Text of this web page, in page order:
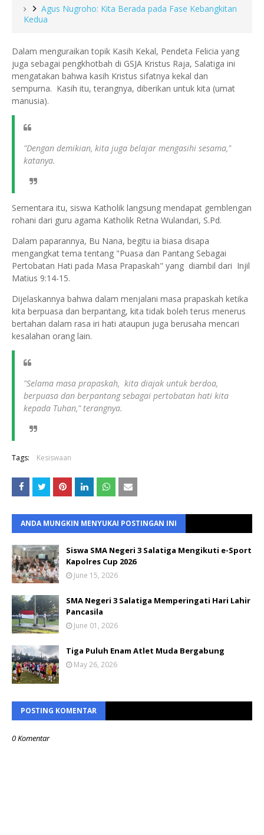
Agus Nugroho: Kita Berada pada Fase Kebangkitan
Kedua
Dalam menguraikan topik Kasih Kekal, Pendeta Felicia yang
juga sebagai pengkhotbah di GSJA Kristus Raja, Salatiga ini
mengatakan bahwa kasih Kristus sifatnya kekal dan
sempurna. Kasih itu, terangnya, diberikan untuk kita (umat
manusia).
"Dengan demikian, kita juga belajar mengasihi sesama,"
katanya.
Sementara itu, siswa Katholik langsung mendapat gemblengan
rohani dari guru agama Katholik Retna Wulandari, S.Pd.
Dalam paparannya, Bu Nana, begitu ia biasa disapa
mengangkat tema tentang "Puasa dan Pantang Sebagai
Pertobatan Hati pada Masa Prapaskah" yang diambil dari Injil
Matius 9:14-15.
Dijelaskannya bahwa dalam menjalani masa prapaskah ketika
kita berpuasa dan berpantang, kita tidak boleh terus menerus
bertahan dalam rasa iri hati ataupun juga berusaha mencari
kesalahan orang lain.
"Selama masa prapaskah, kita diajak untuk berdoa,
berpuasa dan berpantang sebagai pertobatan hati kita
kepada Tuhan," terangnya.
Tags: Kesiswaan
ANDA MUNGKIN MENYUKAI POSTINGAN INI
Siswa SMA Negeri 3 Salatiga Mengikuti e-Sport
Kapolres Cup 2026
June 15, 2026
SMA Negeri 3 Salatiga Memperingati Hari Lahir
Pancasila
June 01, 2026
Tiga Puluh Enam Atlet Muda Bergabung
May 26, 2026
POSTING KOMENTAR
0 Komentar